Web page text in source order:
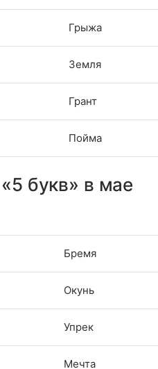
Грыжа
Земля
Грант
Пойма
букв» в мае
Бремя
Окунь
Упрек
Мечта